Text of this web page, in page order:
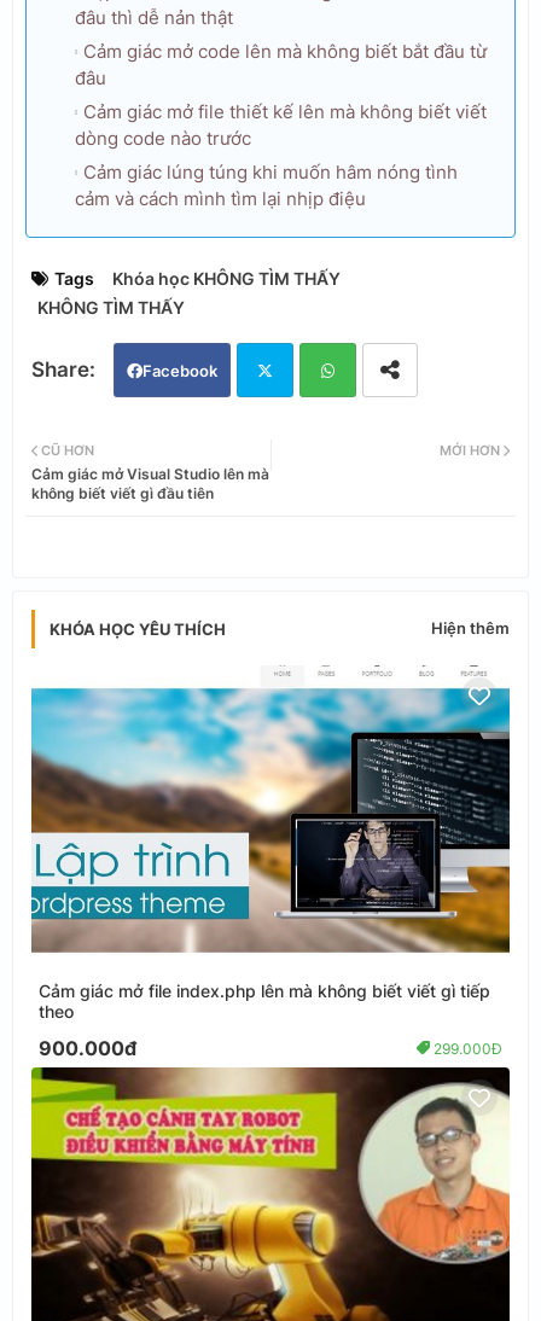
đâu thì dễ nản thật
Cảm giác mở code lên mà không biết bắt đầu từ
đâu
Cảm giác mở file thiết kế lên mà không biết viết
dòng code nào trước
Cảm giác lúng túng khi muốn hâm nóng tình
cảm và cách mình tìm lại nhịp điệu
Tags
Khóa học KHÔNG TÌM THẤY
KHÔNG TÌM THẤY
Facebook
tter
MỚI HƠN
CŨ HƠN
Cảm giác mở Visual Studio lên mà
không biết viết gì đầu tiên
KHÓA HỌC YÊU THÍCH Hiện thêm
Cảm giác mở file index.php lên mà không biết viết gì tiếp
theo
900.000đ 299.000Đ